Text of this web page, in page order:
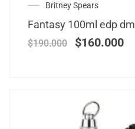
Britney Spears
Fantasy 100ml edp dm
$190.000 $160.000